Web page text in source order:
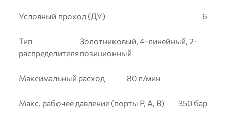
Условный проход (ДУ) 6
Тип
распределителя
Золотниковый, 4-линейный, 2-
позиционный
Максимальный расход 80 л/мин
Макс. рабочее давление (порты P, A, B) 350 бар